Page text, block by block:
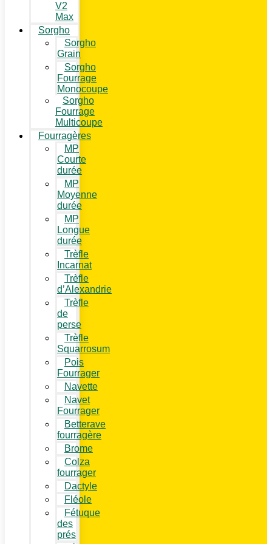
V2
Max
Sorgho
Sorgho
Grain
Sorgho
Fourrage
Monocoupe
Sorgho
Fourrage
Multicoupe
Fourragères
MP
Courte
durée
MP
Moyenne
durée
MP
Longue
durée
Trèfle
Incarnat
Trèfle
d’Alexandrie
Trèfle
de
perse
Trèfle
Squarrosum
Pois
Fourrager
Navette
Navet
Fourrager
Betterave
fourragère
Brome
Colza
fourrager
Dactyle
Fléole
Fétuque
des
prés